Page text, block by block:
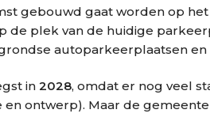
gebouwd gaat worden op
de plek van de huidige
autoparkeerplaatsen
in 2028, omdat er nog veel
ontwerp). Maar de